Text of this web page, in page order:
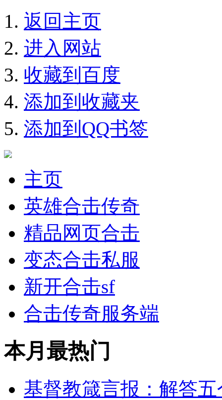
返回主页
进入网站
收藏到百度
添加到收藏夹
添加到QQ书签
主页
英雄合击传奇
精品网页合击
变态合击私服
新开合击sf
合击传奇服务端
本月最热门
基督教箴言报：解答